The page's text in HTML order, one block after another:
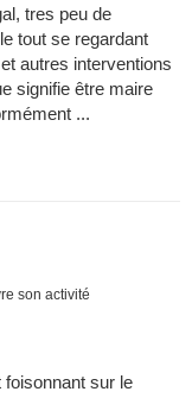
tres peu de
tout se regardant
autres interventions
signifie être maire
...
son activité
sur le